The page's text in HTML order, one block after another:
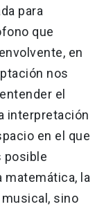
para
que
en
nos
el
interpretación
en el que
posible
matemática, la
sino